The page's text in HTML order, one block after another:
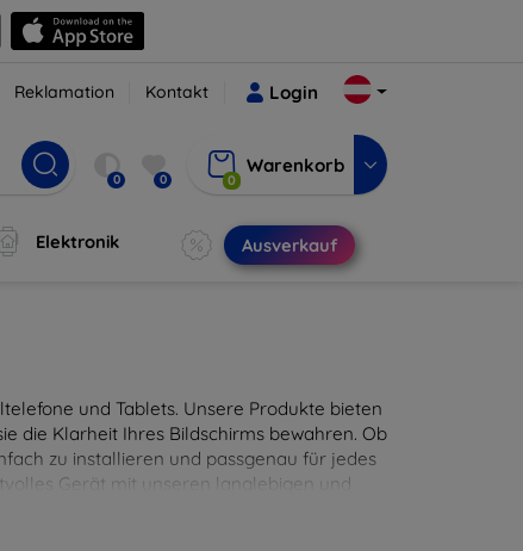
Reklamation Kontakt Login
0 0 0
Warenkorb
Elektronik Ausverkauf
und Tablets. Unsere Produkte bieten
die Klarheit Ihres Bildschirms bewahren. Ob
zu installieren und passgenau für jedes
Gerät mit unseren langlebigen und